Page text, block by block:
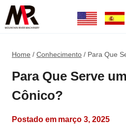
Home / Conhecimento / Para Que
Para Que Serve
Cônico?
Postado em março 3, 2025